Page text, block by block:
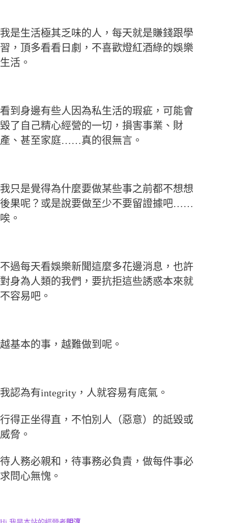
我是生活極其乏味的人，每天就是賺錢跟學
習，頂多看看日劇，不喜歡燈紅酒綠的娛樂
生活。
看到身邊有些人因為私生活的瑕疵，可能會
毀了自己精心經營的一切，損害事業、財
產、甚至家庭……真的很無言。
我只是覺得為什麼要做某些事之前都不想想
後果呢？或是說要做至少不要留證據吧……
唉。
不過每天看娛樂新聞這麼多花邊消息，也許
對身為人類的我們，要抗拒這些誘惑本來就
不容易吧。
越基本的事，越難做到呢。
我認為有integrity，人就容易有底氣。
行得正坐得直，不怕別人（惡意）的詆毀或
威脅。
待人務必親和，待事務必負責，做每件事必
求問心無愧。